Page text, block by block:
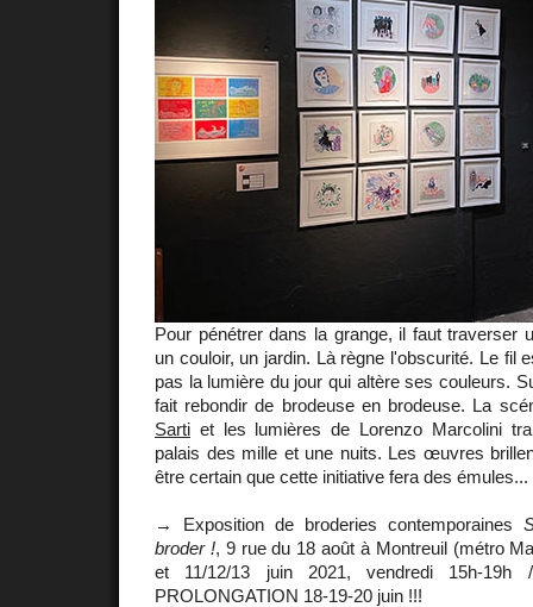
Pour pénétrer dans la grange, il faut traverser
un couloir, un jardin. Là règne l'obscurité. Le fil
pas la lumière du jour qui altère ses couleurs.
fait rebondir de brodeuse en brodeuse. La
Sarti et les lumières de Lorenzo Marcolini
palais des mille et une nuits. Les œuvres
être certain que cette initiative fera des émules...
→ Exposition de broderies contemporaines
broder !, 9 rue du 18 août à Montreuil (métro
et 11/12/13 juin 2021, vendredi 15h-19h
PROLONGATION 18-19-20 juin !!!